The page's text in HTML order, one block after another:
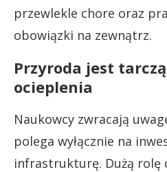
przewlekle chore oraz
obowiązki na zewnątrz.
Przyroda jest
ocieplenia
Naukowcy zwracają
polega wyłącznie na
infrastrukturę. Dużą rolę